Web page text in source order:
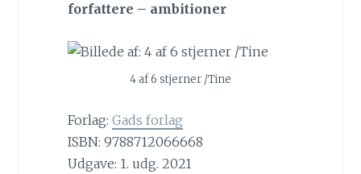
forfattere – ambitioner
4 af 6 stjerner /Tine
Forlag: Gads forlag
ISBN: 9788712066668
Udgave: 1. udg. 2021